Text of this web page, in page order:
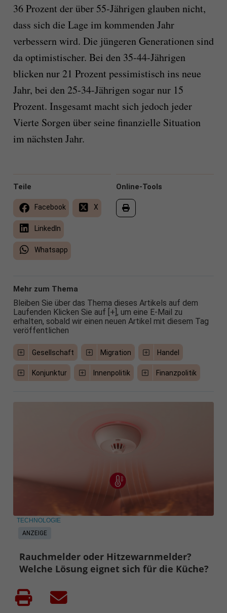
36 Prozent der über 55-Jährigen glauben nicht,
dass sich die Lage im kommenden Jahr
verbessern wird. Die jüngeren Generationen sind
da optimistischer. Bei den 35-44-Jährigen
blicken nur 21 Prozent pessimistisch ins neue
Jahr, bei den 25-34-Jährigen sogar nur 15
Prozent. Insgesamt macht sich jedoch jeder
Vierte Sorgen über seine finanzielle Situation
im nächsten Jahr.
Online-Tools
Teile
Facebook X
LinkedIn
Whatsapp
Mehr zum Thema
Bleiben Sie über das Thema dieses Artikels auf dem
Laufenden Klicken Sie auf [+], um eine E-Mail zu
erhalten, sobald wir einen neuen Artikel mit diesem Tag
veröffentlichen
Gesellschaft Migration Handel
Konjunktur Innenpolitik Finanzpolitik
ANZEIGE
TECHNOLOGIE
Rauchmelder oder Hitzewarnmelder?
Welche Lösung eignet sich für die Küche?